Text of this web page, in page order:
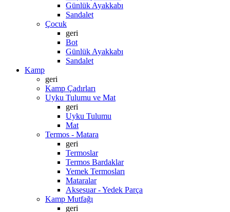
Günlük Ayakkabı
Sandalet
Çocuk
geri
Bot
Günlük Ayakkabı
Sandalet
Kamp
geri
Kamp Çadırları
Uyku Tulumu ve Mat
geri
Uyku Tulumu
Mat
Termos - Matara
geri
Termoslar
Termos Bardaklar
Yemek Termosları
Mataralar
Aksesuar - Yedek Parça
Kamp Mutfağı
geri